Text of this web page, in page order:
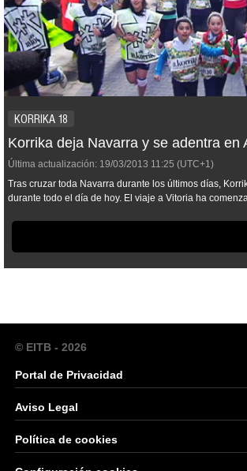
KORRIKA 18
Korrika deja Navarra y se adentra en
Última actualización: 19/03/2013 11:25 (UTC+1)
Tras cruzar toda Navarra durante los últimos días,
durante todo el día de hoy. El viaje a Vitoria ha
© EITB - 2026
Portal de Privacidad
Aviso Legal
Política de cookies